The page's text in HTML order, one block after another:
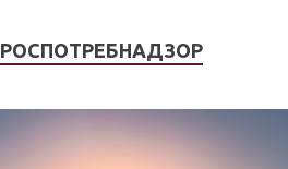
РОСПОТРЕБНАДЗОР